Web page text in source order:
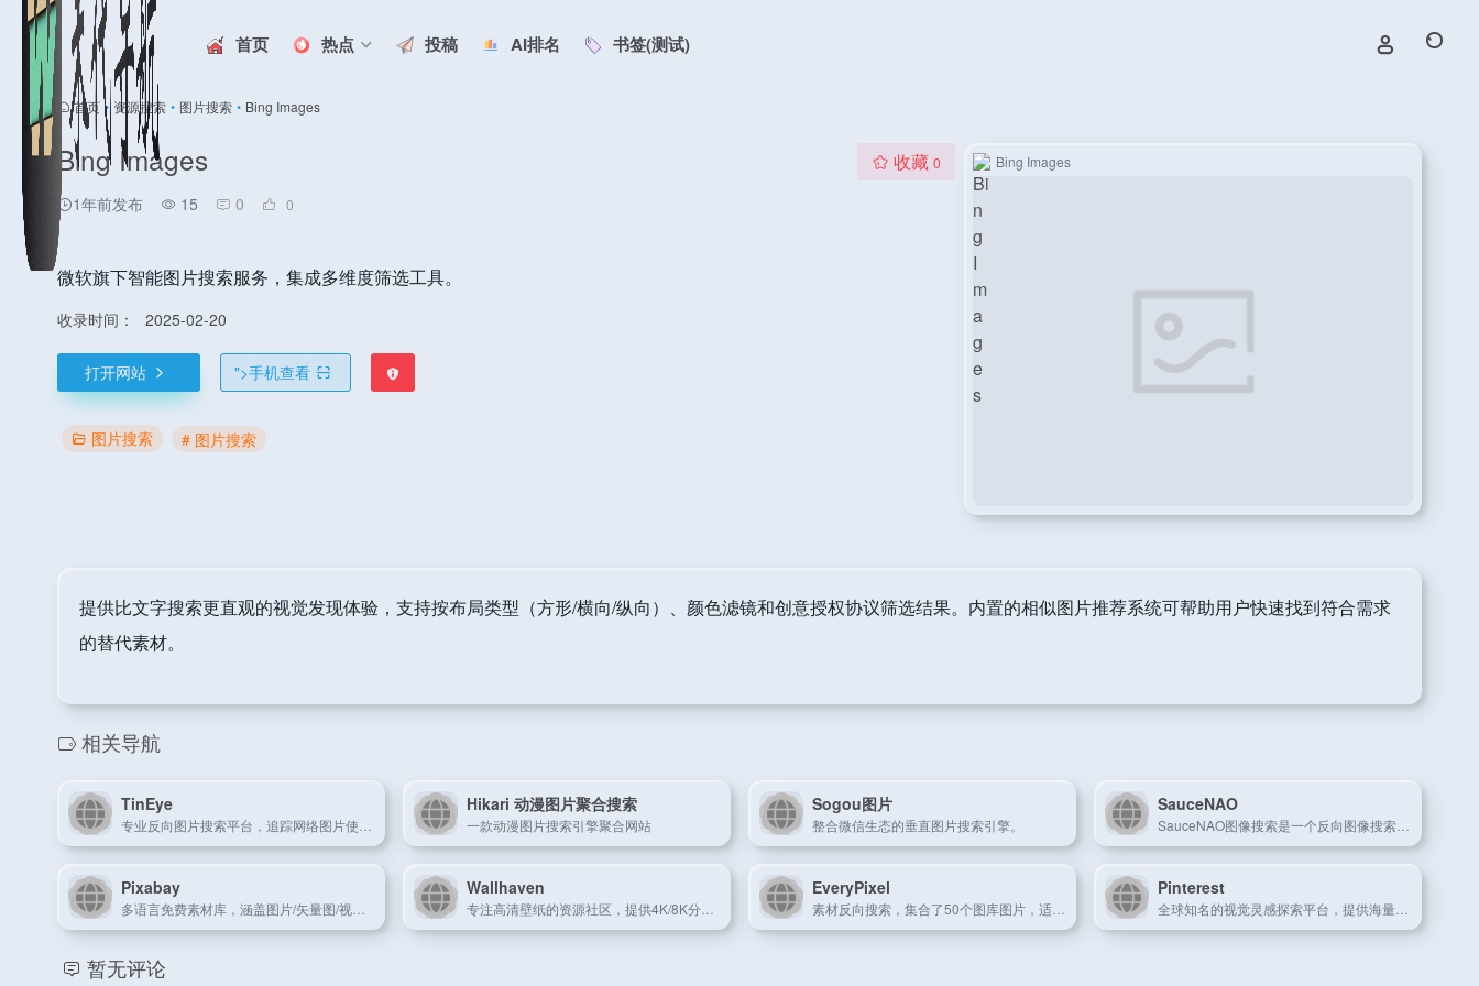
首页 热点 投稿 AI排名 书签(测试)
首页 • 资源搜索 • 图片搜索 • Bing Images
Bing Images
1年前发布 15 0 0
收藏 0
微软旗下智能图片搜索服务，集成多维度筛选工具。
收录时间： 2025-02-20
打开网站 ">手机查看
图片搜索 # 图片搜索
Bing Images
提供比文字搜索更直观的视觉发现体验，支持按布局类型（方形/横向/纵向）、颜色滤镜和创意授权协议筛选结果。内置的相似图片推荐系统可帮助用户快速找到符合需求
的替代素材。
相关导航
TinEye Hikari 动漫图片聚合搜索
一款动漫图片搜索引擎聚合网站
Sogou图片
整合微信生态的垂直图片搜索引擎。
SauceNAO
Pixabay Wallhaven EveryPixel Pinterest
暂无评论